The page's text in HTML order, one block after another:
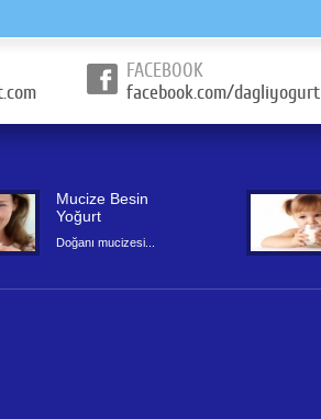
FACEBOOK
facebook.com/dagliyogurt
Mucize Besin
Yoğurt
Doğanı mucizesi...